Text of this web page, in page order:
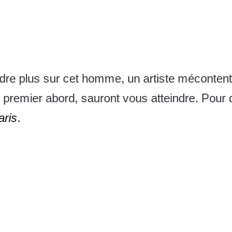
plus sur cet homme, un artiste
abord, sauront vous atteindre.
.